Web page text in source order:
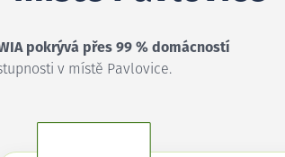
pokrývá přes 99 % domácností
v místě Pavlovice.